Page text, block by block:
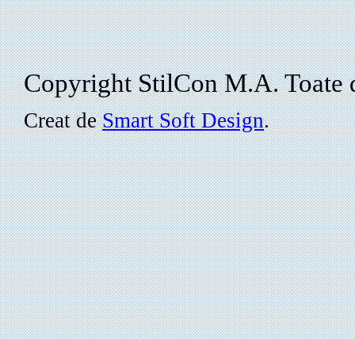
Copyright StilCon M.A. Toate
Creat deSmart Soft Design.